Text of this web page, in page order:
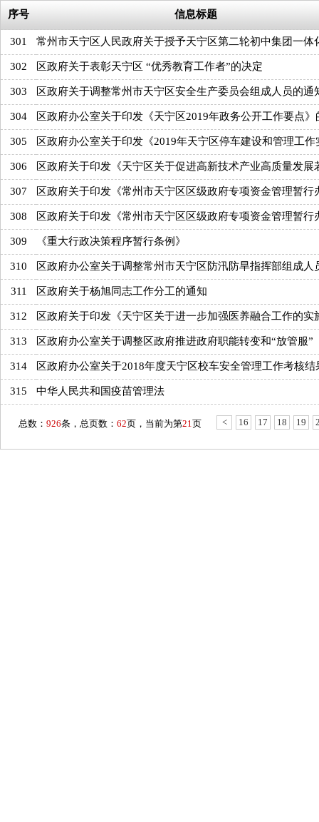
序号 信息标题
301 常州市天宁区人民政府关于授予天宁区第二轮初中集团一体
302 区政府关于表彰天宁区 “优秀教育工作者”的决定
303 区政府关于调整常州市天宁区安全生产委员会组成人员的通
304 区政府办公室关于印发《天宁区2019年政务公开工作要点》
305 区政府办公室关于印发《2019年天宁区停车建设和管理工作
306 区政府关于印发《天宁区关于促进高新技术产业高质量发展
307 区政府关于印发《常州市天宁区区级政府专项资金管理暂行
308 区政府关于印发《常州市天宁区区级政府专项资金管理暂行
309 《重大行政决策程序暂行条例》
310 区政府办公室关于调整常州市天宁区防汛防旱指挥部组成人
311 区政府关于杨旭同志工作分工的通知
312 区政府关于印发《天宁区关于进一步加强医养融合工作的实
313 区政府办公室关于调整区政府推进政府职能转变和“放管服”
314 区政府办公室关于2018年度天宁区校车安全管理工作考核结
315 中华人民共和国疫苗管理法
总数： 926条，总页数： 62页，当前为第21页 < 16 17 18 19